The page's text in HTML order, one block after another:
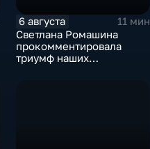
6 августа
11 мин
Светлана Ромашина
прокомментировала
триумф наших